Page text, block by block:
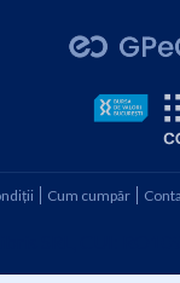
Cum cumpăr